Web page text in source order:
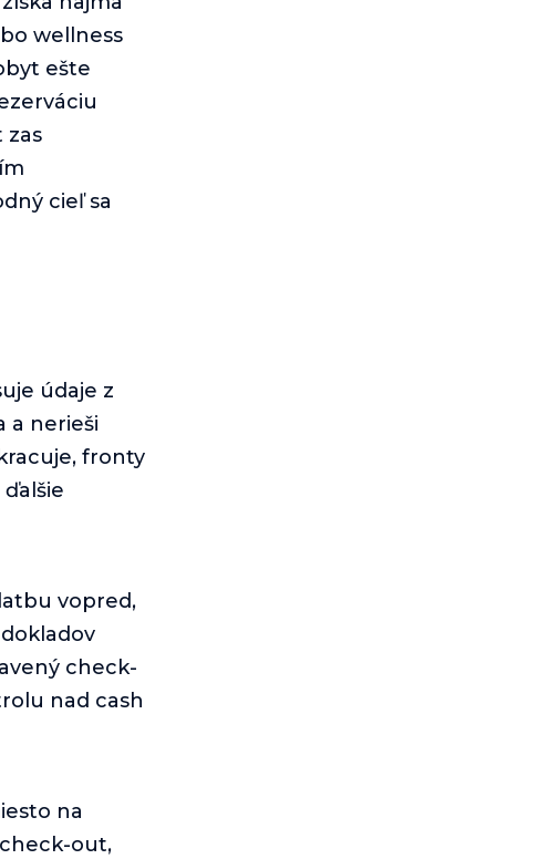
wellness
ešte
zas
cieľ sa
údaje z
a nerieši
fronty
vopred,
check-
nad cash
na
out,